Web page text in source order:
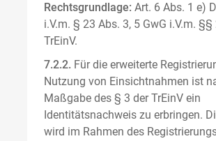
Rechtsgrundlage: Art. 6 Abs. 1 e)
i.V.m. § 23 Abs. 3, 5 GwG i.V.m. §§
TrEinV.
7.2.2. Für die erweiterte
Nutzung von Einsichtnahmen ist
Maßgabe des § 3 der TrEinV ein
Identitätsnachweis zu erbringen.
wird im Rahmen des